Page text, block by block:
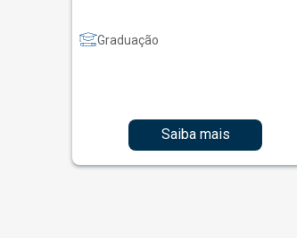
Graduação
Saiba mais